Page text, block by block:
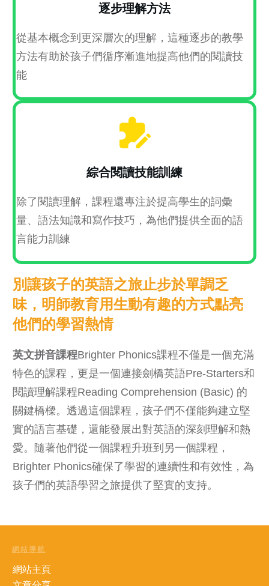
逐步理解方法
從基本概念到更深層次的理解，這種逐步的教學
方法有助於孩子們循序漸進地提高他們的閱讀技
能
綜合閱讀技能訓練
除了閱讀理解，課程還專注於提高學生的詞彙
量、語法知識和寫作技巧，為他們提供全面的語
言能力訓練
別讓孩子的英語之旅止步於單調乏
味，明師教育用生動有趣的方式點亮
他們的學習熱情
英文拼音課程Brighter Phonics課程不僅是一個充滿
特色的課程，更是一個連接劍橋英語Pre-Starters和
閱讀理解課程Reading Comprehension (Basic) 的
關鍵橋樑。透過這個課程，孩子們不僅能夠建立堅
實的語言基礎，還能發展出對英語的深刻理解和熱
愛。隨著他們從一個課程升班到另一個課程，
Brighter Phonics確保了學習的連續性和有效性，為
孩子們的英語學習之旅提供了堅實的支持。
網站導航
網站主頁